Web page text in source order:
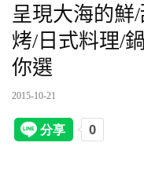
呈現大海的鮮
烤/日式料理/
你選
2015-10-21